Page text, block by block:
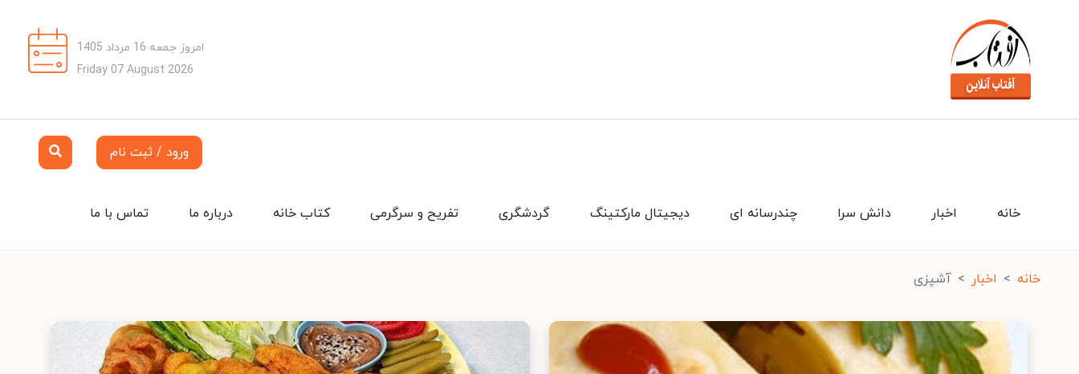
امروز جمعه 16 مرداد 1405
Friday 07 August 2026
ورود / ثبت نام
تماس با ما درباره ما کتاب خانه تفریح و سرگرمی گردشگری دیجیتال مارکتینگ چندرسانه ای دانش سرا اخبار خانه
خانه اخبار آشپزی